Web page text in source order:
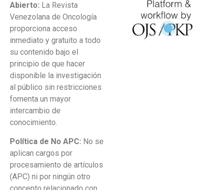
Abierto: La Revista
Venezolana de Oncología
proporciona acceso
inmediato y gratuito a todo
su contenido bajo el
principio de que hacer
disponible la investigación
al público sin restricciones
fomenta un mayor
intercambio de
conocimiento.
Política de No APC: No se
aplican cargos por
procesamiento de artículos
(APC) ni por ningún otro
concepto relacionado con